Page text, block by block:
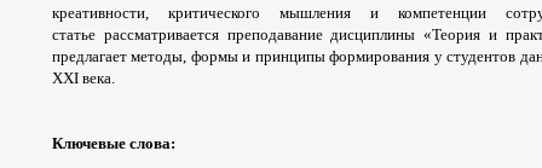
креативности, критического мышления и компетенции
статье рассматривается преподавание дисциплины«Теория и
предлагает методы, формы и принципы формирования у студентов
XXI века.
Ключевые слова: